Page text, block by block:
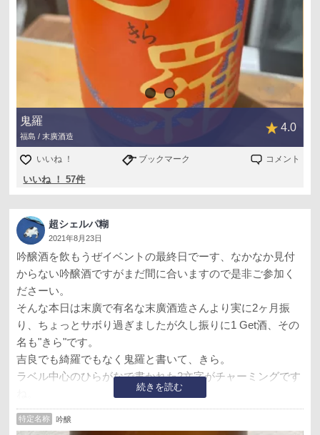
鬼羅
福島 / 末廣酒造
4.0
いいね ！ ブックマーク コメント
いいね ！ 57件
超シェルパ糊
2021年8月23日
続きを読む
吟醸酒を飲もうぜイベントの最終日でーす、なかなか見付
からない吟醸酒ですがまだ間に合いますので是非ご参加く
ださーい。
そんな本日は末廣で有名な末廣酒造さんより実に2ヶ月振
り、ちょっとサボり過ぎましたが久し振りに1 Get酒、その
名も"きら"です。
吉良でも綺羅でもなく鬼羅と書いて、きら。
ラベル中心のひらがなで書かれた2文字がチャーミングです
そして極辛口と自らハードルを上げて行くスタイルは嫌い
じゃないですよ。
特定名称 吟醸